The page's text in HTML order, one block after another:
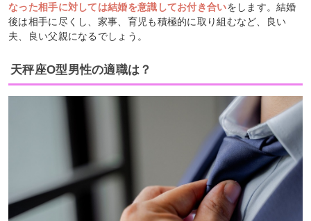
なった相手に対しては結婚を意識してお付き合いをします。結婚
後は相手に尽くし、家事、育児も積極的に取り組むなど、良い
夫、良い父親になるでしょう。
天秤座O型男性の適職は？